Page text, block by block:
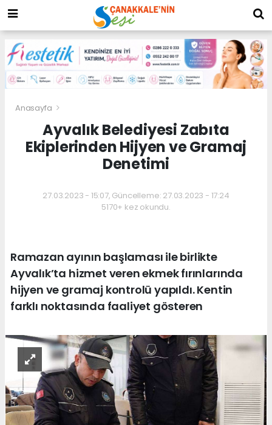
Anasayfa
Ayvalık Belediyesi Zabıta
Ekiplerinden Hijyen ve Gramaj
Denetimi
27.03.2023 - 15:07, Güncelleme: 27.03.2023 - 17:24
5170+ kez okundu.
Ramazan ayının başlaması ile birlikte
Ayvalık’ta hizmet veren ekmek fırınlarında
hijyen ve gramaj kontrolü yapıldı. Kentin
farklı noktasında faaliyet gösteren